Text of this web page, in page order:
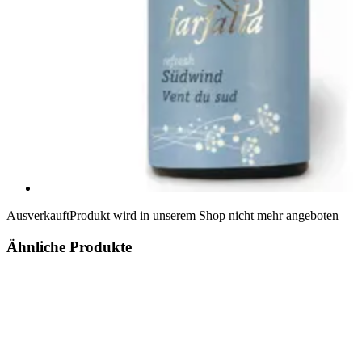
AusverkauftProdukt wird in unserem Shop nicht mehr angeboten
Ähnliche Produkte